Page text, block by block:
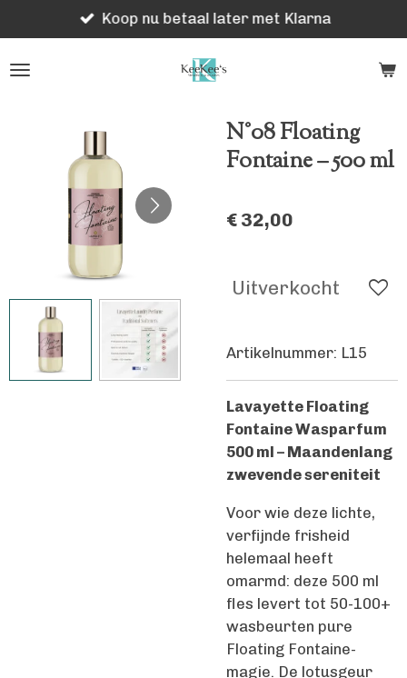
direct
naar
Koop nu betaal later met Klarna
N°08 Floating
Fontaine – 500 ml
€ 32,00
Uitverkocht
Artikelnummer: L15
Lavayette Floating
Fontaine Wasparfum
500 ml – Maandenlang
zwevende sereniteit
Voor wie deze lichte,
verfijnde frisheid
helemaal heeft
omarmd: deze 500 ml
fles levert tot 50-100+
wasbeurten pure
Floating Fontaine-
magie. De lotusgeur